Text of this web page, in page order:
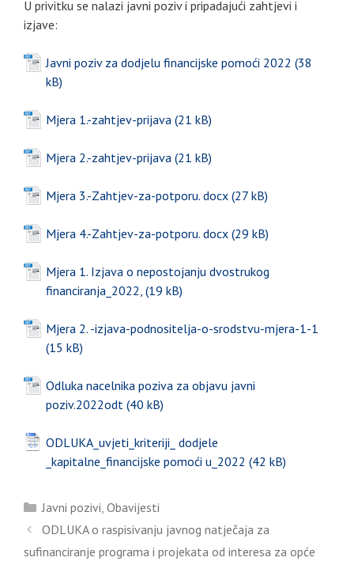
U privitku se nalazi javni poziv i pripadajući zahtjevi i
izjave:
Javni poziv za dodjelu financijske pomoći 2022
Mjera 1.-zahtjev-prijava
Mjera 2.-zahtjev-prijava
Mjera 3.-Zahtjev-za-potporu. docx
Mjera 4.-Zahtjev-za-potporu. docx
Mjera 1. Izjava o nepostojanju dvostrukog
financiranja_2022,
Mjera 2. -izjava-podnositelja-o-srodstvu-mjera-1-1
Odluka nacelnika poziva za objavu javni
poziv.2022odt
ODLUKA_uvjeti_kriteriji_ dodjele
_kapitalne_financijske pomoći u_2022
Kategorije
Javni pozivi, Obavijesti
ODLUKA o raspisivanju javnog natječaja za
sufinanciranje programa i projekata od interesa za opće